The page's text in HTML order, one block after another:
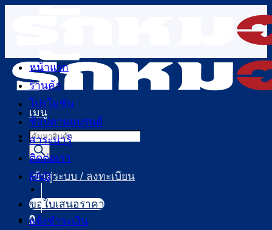
เนื้อหา
เมนู
Products
search
เข้าสู่ระบบ / ลงทะเบียน
0
หน้าแรก
ร้านค้า
โปรโมชัน
ช้อปตามแบรนด์
สาระน่ารู้
ติดต่อเรา
FAQ
ขอใบเสนอราคา
แจ้งชำระเงิน